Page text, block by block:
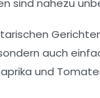
sind nahezu
auch
und